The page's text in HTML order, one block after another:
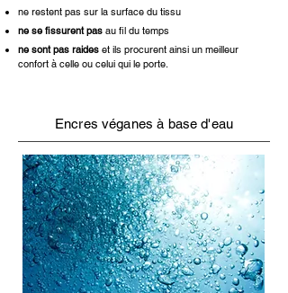
ne restent pas sur la surface du tissu
ne se fissurent pas au fil du temps
ne sont pas raides et ils procurent ainsi un meilleur
confort à celle ou celui qui le porte.
Encres véganes à base d'eau